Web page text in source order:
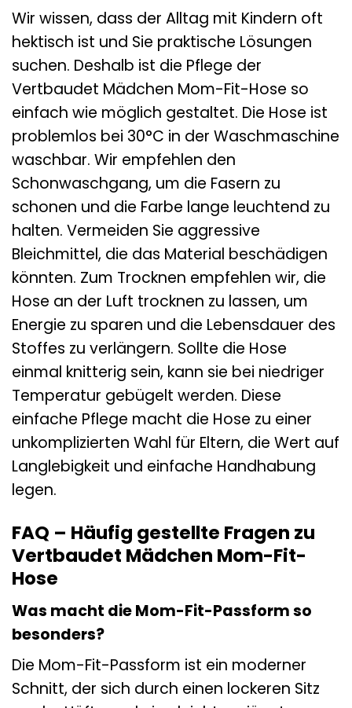
Wir wissen, dass der Alltag mit Kindern oft
hektisch ist und Sie praktische Lösungen
suchen. Deshalb ist die Pflege der
Vertbaudet Mädchen Mom-Fit-Hose so
einfach wie möglich gestaltet. Die Hose ist
problemlos bei 30°C in der Waschmaschine
waschbar. Wir empfehlen den
Schonwaschgang, um die Fasern zu
schonen und die Farbe lange leuchtend zu
halten. Vermeiden Sie aggressive
Bleichmittel, die das Material beschädigen
könnten. Zum Trocknen empfehlen wir, die
Hose an der Luft trocknen zu lassen, um
Energie zu sparen und die Lebensdauer des
Stoffes zu verlängern. Sollte die Hose
einmal knitterig sein, kann sie bei niedriger
Temperatur gebügelt werden. Diese
einfache Pflege macht die Hose zu einer
unkomplizierten Wahl für Eltern, die Wert auf
Langlebigkeit und einfache Handhabung
legen.
FAQ – Häufig gestellte Fragen zu
Vertbaudet Mädchen Mom-Fit-
Hose
Was macht die Mom-Fit-Passform so
besonders?
Die Mom-Fit-Passform ist ein moderner
Schnitt, der sich durch einen lockeren Sitz